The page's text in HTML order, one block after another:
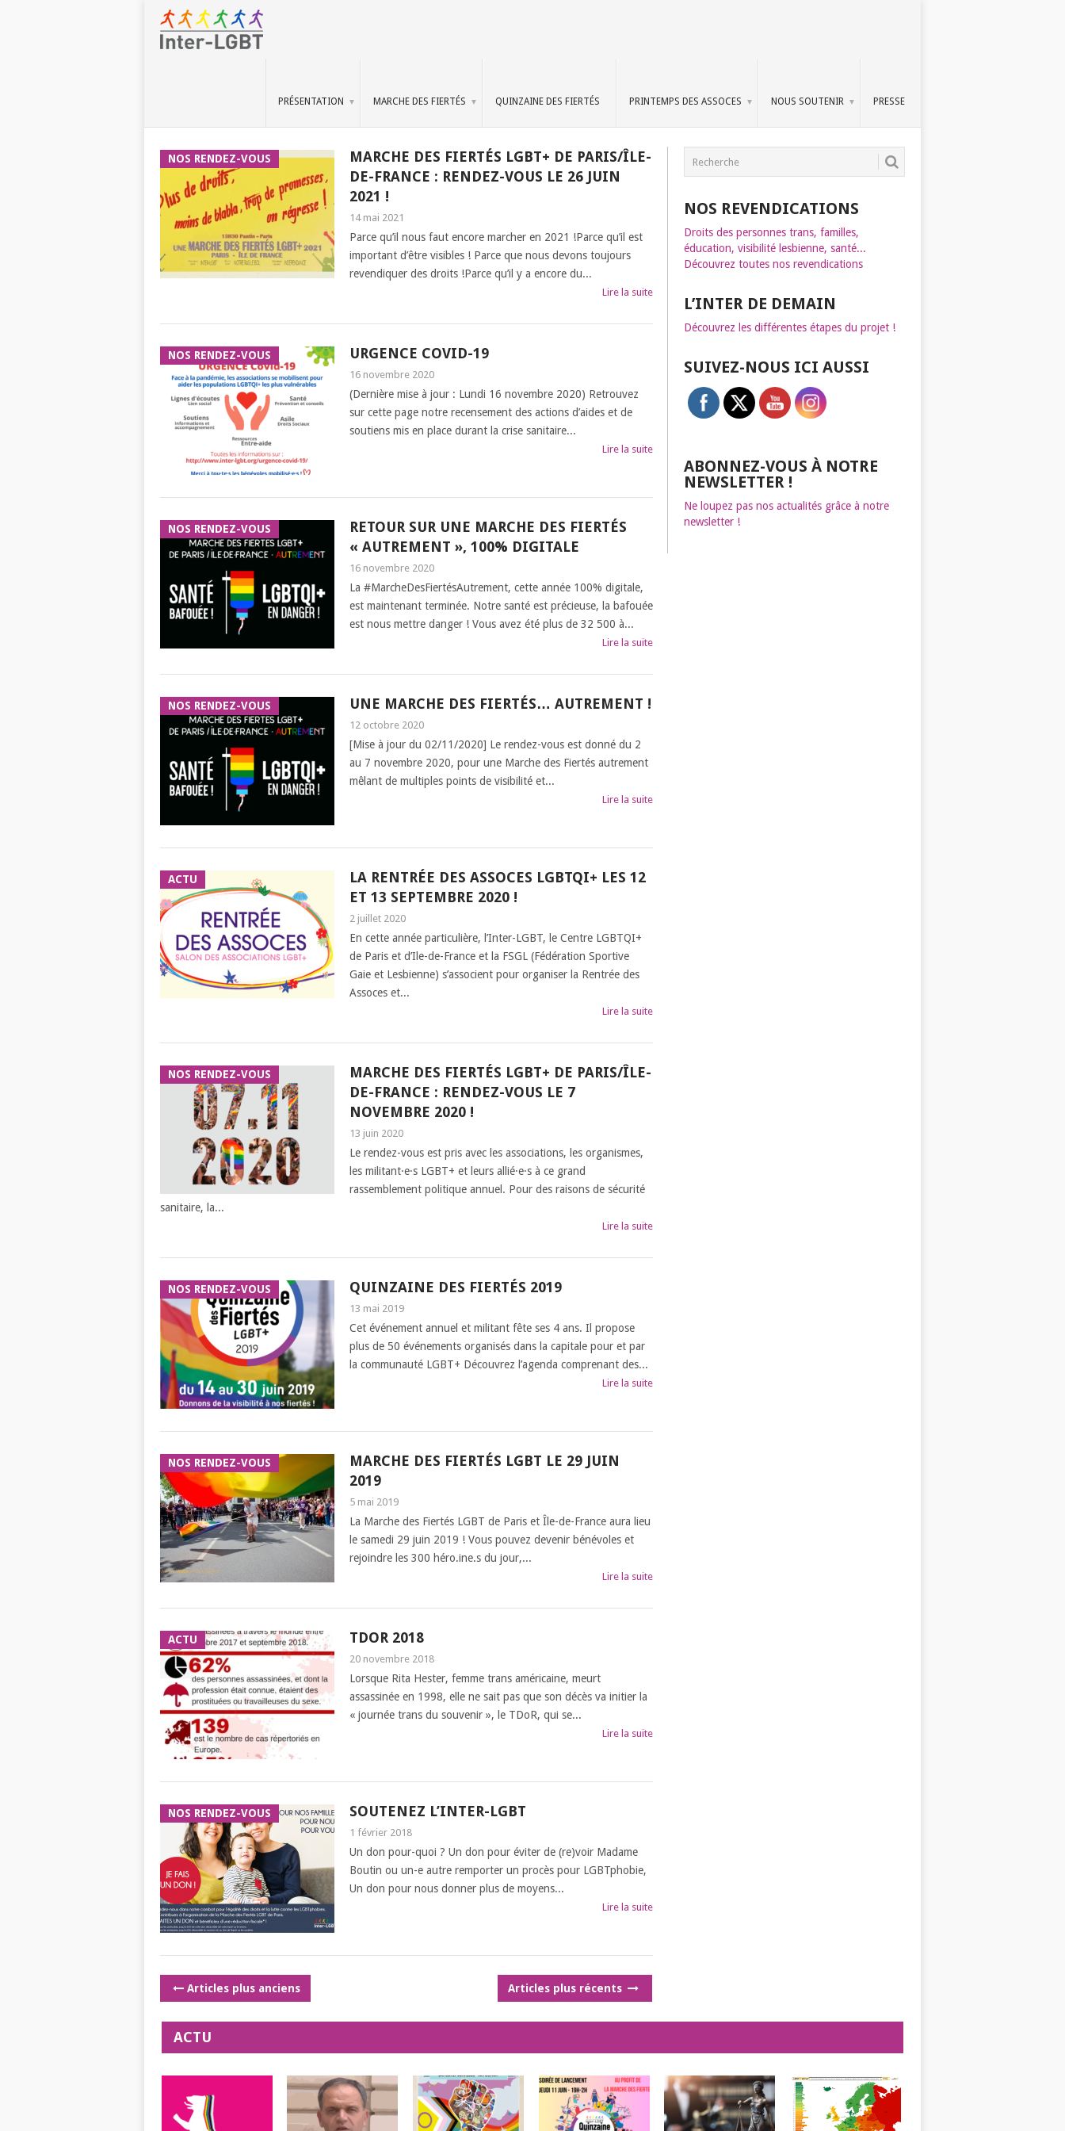
PRÉSENTATION MARCHE DES FIERTÉS QUINZAINE DES FIERTÉS PRINTEMPS DES ASSOCES NOUS SOUTENIR PRESSE
NOS RENDEZ-VOUS
MARCHE DES FIERTÉS LGBT+ DE PARIS/ÎLE-
DE-FRANCE : RENDEZ-VOUS LE 26 JUIN
2021 !
14 mai 2021
Parce qu’il nous faut encore marcher en 2021 !Parce qu’il est
important d’être visibles ! Parce que nous devons toujours
revendiquer des droits !Parce qu’il y a encore du...
Lire la suite
NOS RENDEZ-VOUS URGENCE COVID-19
16 novembre 2020
(Dernière mise à jour : Lundi 16 novembre 2020) Retrouvez
sur cette page notre recensement des actions d’aides et de
soutiens mis en place durant la crise sanitaire...
Lire la suite
NOS RENDEZ-VOUS
RETOUR SUR UNE MARCHE DES FIERTÉS
« AUTREMENT », 100% DIGITALE
16 novembre 2020
La #MarcheDesFiertésAutrement, cette année 100% digitale,
est maintenant terminée. Notre santé est précieuse, la bafouée
est nous mettre danger ! Vous avez été plus de 32 500 à...
Lire la suite
NOS RENDEZ-VOUS UNE MARCHE DES FIERTÉS… AUTREMENT !
12 octobre 2020
[Mise à jour du 02/11/2020] Le rendez-vous est donné du 2
au 7 novembre 2020, pour une Marche des Fiertés autrement
mêlant de multiples points de visibilité et...
Lire la suite
ACTU
LA RENTRÉE DES ASSOCES LGBTQI+ LES 12
ET 13 SEPTEMBRE 2020 !
2 juillet 2020
En cette année particulière, l’Inter-LGBT, le Centre LGBTQI+
de Paris et d’Ile-de-France et la FSGL (Fédération Sportive
Gaie et Lesbienne) s’associent pour organiser la Rentrée des
Assoces et...
Lire la suite
NOS RENDEZ-VOUS
MARCHE DES FIERTÉS LGBT+ DE PARIS/ÎLE-
DE-FRANCE : RENDEZ-VOUS LE 7
NOVEMBRE 2020 !
13 juin 2020
Le rendez-vous est pris avec les associations, les organismes,
les militant·e·s LGBT+ et leurs allié·e·s à ce grand
rassemblement politique annuel. Pour des raisons de sécurité
sanitaire, la...
Lire la suite
NOS RENDEZ-VOUS QUINZAINE DES FIERTÉS 2019
13 mai 2019
Cet événement annuel et militant fête ses 4 ans. Il propose
plus de 50 événements organisés dans la capitale pour et par
la communauté LGBT+ Découvrez l’agenda comprenant des...
Lire la suite
NOS RENDEZ-VOUS
MARCHE DES FIERTÉS LGBT LE 29 JUIN
2019
5 mai 2019
La Marche des Fiertés LGBT de Paris et Île-de-France aura lieu
le samedi 29 juin 2019 ! Vous pouvez devenir bénévoles et
rejoindre les 300 héro.ine.s du jour,...
Lire la suite
ACTU TDOR 2018
20 novembre 2018
Lorsque Rita Hester, femme trans américaine, meurt
assassinée en 1998, elle ne sait pas que son décès va initier la
« journée trans du souvenir », le TDoR, qui se...
Lire la suite
NOS RENDEZ-VOUS SOUTENEZ L’INTER-LGBT
1 février 2018
Un don pour-quoi ? Un don pour éviter de (re)voir Madame
Boutin ou un-e autre remporter un procès pour LGBTphobie,
Un don pour nous donner plus de moyens...
Lire la suite
POSTS
Articles plus anciens Articles plus récents
NOS REVENDICATIONS
Droits des personnes trans, familles,
éducation, visibilité lesbienne, santé...
Découvrez toutes nos revendications
L’INTER DE DEMAIN
Découvrez les différentes étapes du projet !
SUIVEZ-NOUS ICI AUSSI
ABONNEZ-VOUS À NOTRE
NEWSLETTER !
Ne loupez pas nos actualités grâce à notre
newsletter !
ACTU